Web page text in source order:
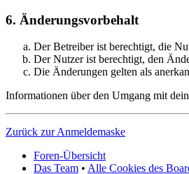
6. Änderungsvorbehalt
Der Betreiber ist berechtigt, die
Der Nutzer ist berechtigt, den
Die Änderungen gelten als
Informationen über den Umgang mit
Zurück zur Anmeldemaske
Foren-Übersicht
Das Team • Alle Cookies des